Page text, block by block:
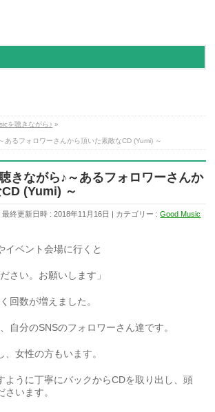
を聴きながら♪ »
あるフォロワーさんから頂いた素敵なCD (Yumi) ～
きながら♪～あるフォロワーさんか
(Yumi) ～
最終更新日時 : 2018年11月16日 カテゴリー :Good Music
イベント会場に行くと
さい。お願いします」
回数が増えました。
自分のSNSのフォロワーさん達です。
女性の方もいます。
ように丁寧にバックからCDを取り出し、頭
います。